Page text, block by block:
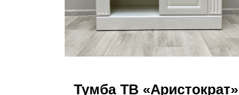
Тумба ТВ «Аристократ»